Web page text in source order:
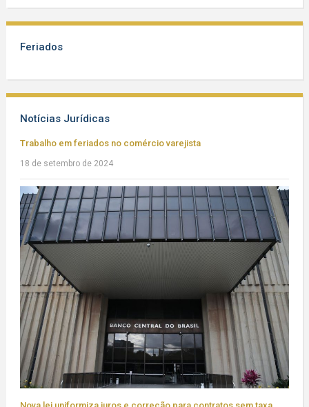
Feriados
Notícias Jurídicas
Trabalho em feriados no comércio varejista
18 de setembro de 2024